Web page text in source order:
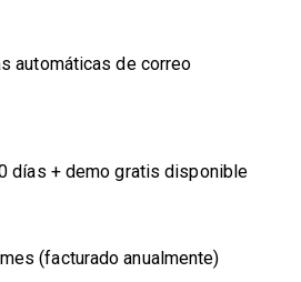
automáticas de correo
días + demo gratis disponible
(facturado anualmente)